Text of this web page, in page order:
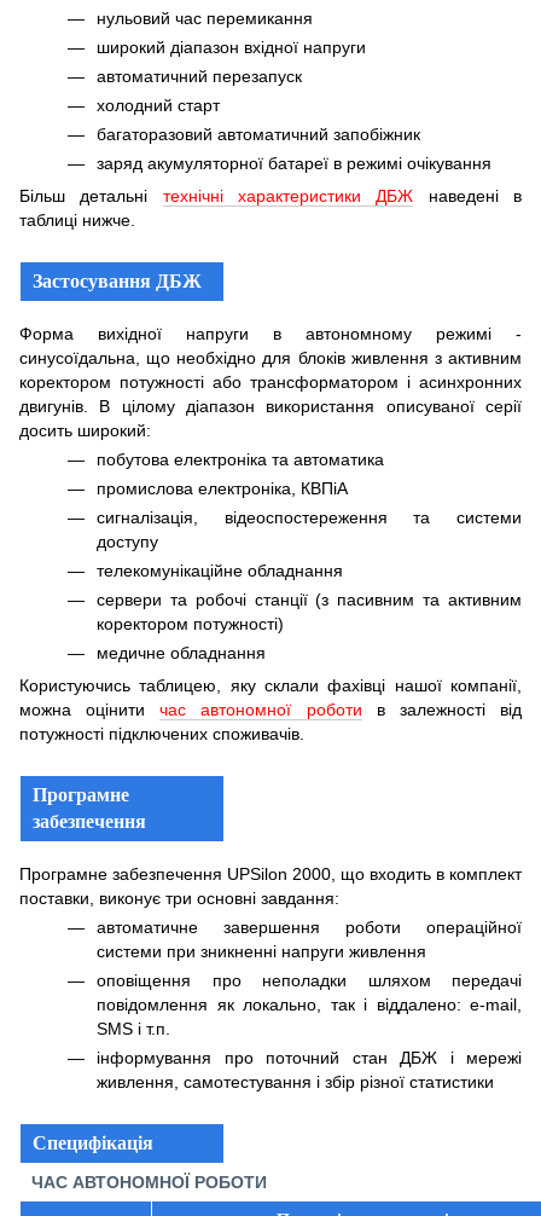
нульовий час перемикання
широкий діапазон вхідної напруги
автоматичний перезапуск
холодний старт
багаторазовий автоматичний запобіжник
заряд акумуляторної батареї в режимі очікування
Більш детальні технічні характеристики ДБЖ наведені в
таблиці нижче.
Застосування ДБЖ
Форма вихідної напруги в автономному режимі -
синусоїдальна, що необхідно для блоків живлення з активним
коректором потужності або трансформатором і асинхронних
двигунів. В цілому діапазон використання описуваної серії
досить широкий:
побутова електроніка та автоматика
промислова електроніка, КВПіА
сигналізація, відеоспостереження та системи
доступу
телекомунікаційне обладнання
сервери та робочі станції (з пасивним та активним
коректором потужності)
медичне обладнання
Користуючись таблицею, яку склали фахівці нашої компанії,
можна оцінитичас автономної роботи в залежності від
потужності підключених споживачів.
Програмне
забезпечення
Програмне забезпечення UPSilon 2000, що входить в комплект
поставки, виконує три основні завдання:
автоматичне завершення роботи операційної
системи при зникненні напруги живлення
оповіщення про неполадки шляхом передачі
повідомлення як локально, так і віддалено: e-mail,
SMS і т.п.
інформування про поточний стан ДБЖ і мережі
живлення, самотестування і збір різної статистики
Специфікація
ЧАС АВТОНОМНОЇ РОБОТИ